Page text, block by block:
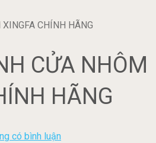
CHÍNH HÃNG
CỬA NHÔM
HÃNG
có bình luận